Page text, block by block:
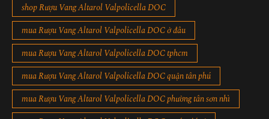
shop Rượu Vang Altarol Valpolicella DOC
mua Rượu Vang Altarol Valpolicella DOC ở đâu
mua Rượu Vang Altarol Valpolicella DOC tphcm
mua Rượu Vang Altarol Valpolicella DOC quận tân phú
mua Rượu Vang Altarol Valpolicella DOC phường tân sơn nhì